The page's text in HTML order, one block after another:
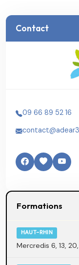
Contact
09 66 89 52 16
Formations
HAUT-RHIN
Mercredis 6, 13,